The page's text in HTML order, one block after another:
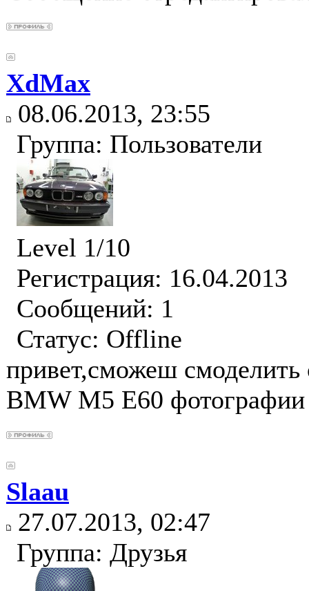
XdMax
08.06.2013, 23:55
Группа: Пользователи
Level 1/10
Регистрация: 16.04.2013
Сообщений: 1
Статус: Offline
привет,сможеш смоделить
BMW M5 E60 фотографии
Slaau
27.07.2013, 02:47
Группа: Друзья